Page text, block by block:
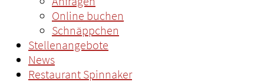
Online buchen
Schnäppchen
Stellenangebote
News
Restaurant Spinnaker